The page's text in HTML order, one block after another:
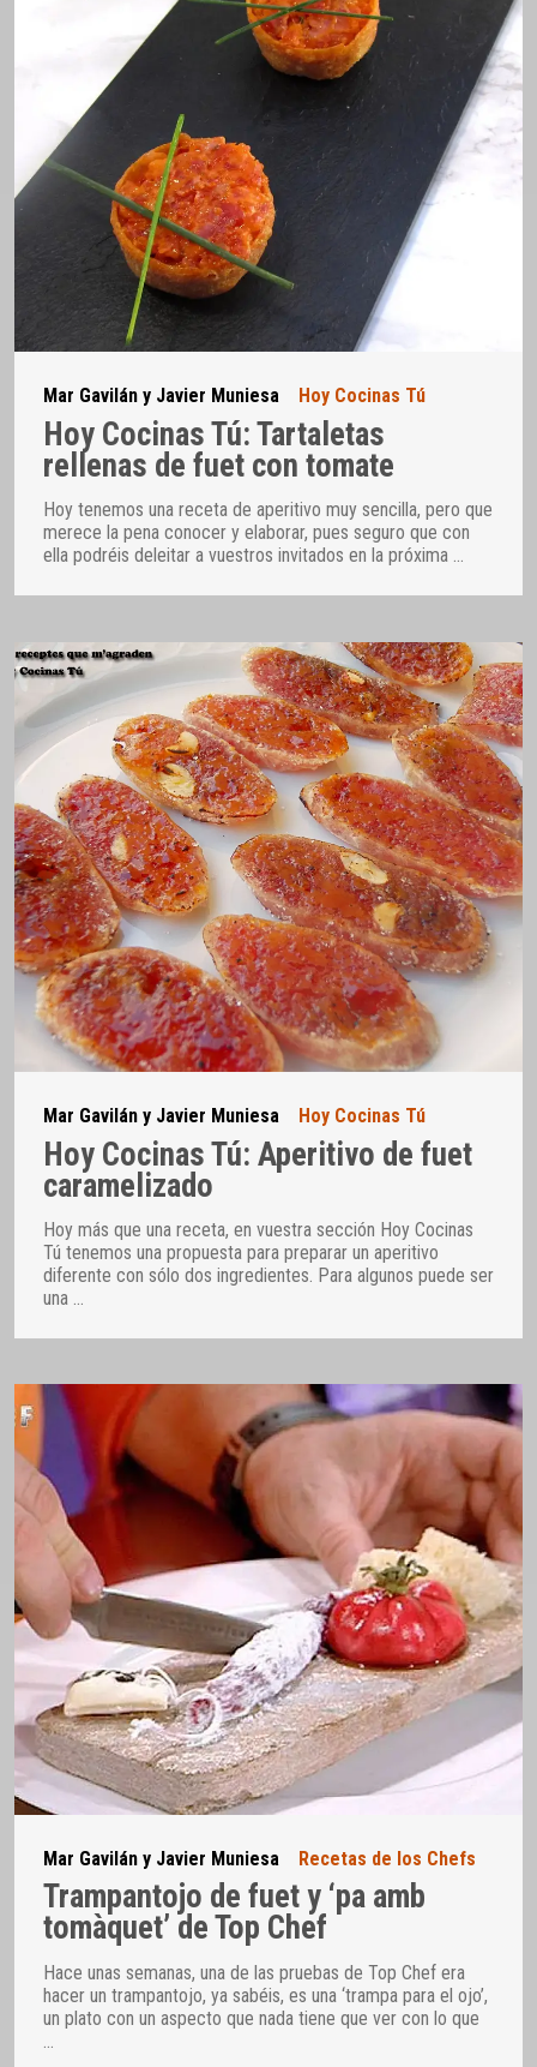
Mar Gavilán y Javier Muniesa Hoy Cocinas Tú
Hoy Cocinas Tú: Tartaletas
rellenas de fuet con tomate
Hoy tenemos una receta de aperitivo muy sencilla, pero que
merece la pena conocer y elaborar, pues seguro que con
ella podréis deleitar a vuestros invitados en la próxima …
Mar Gavilán y Javier Muniesa Hoy Cocinas Tú
Hoy Cocinas Tú: Aperitivo de fuet
caramelizado
Hoy más que una receta, en vuestra sección Hoy Cocinas
Tú tenemos una propuesta para preparar un aperitivo
diferente con sólo dos ingredientes. Para algunos puede ser
una …
Mar Gavilán y Javier Muniesa Recetas de los Chefs
Trampantojo de fuet y ‘pa amb
tomàquet’ de Top Chef
Hace unas semanas, una de las pruebas de Top Chef era
hacer un trampantojo, ya sabéis, es una ‘trampa para el ojo’,
un plato con un aspecto que nada tiene que ver con lo que